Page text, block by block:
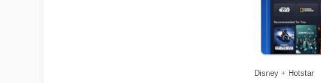
Disney + Hotstar